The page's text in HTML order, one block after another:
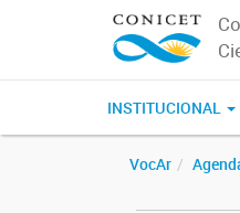
INSTITUCIONAL
VocAr